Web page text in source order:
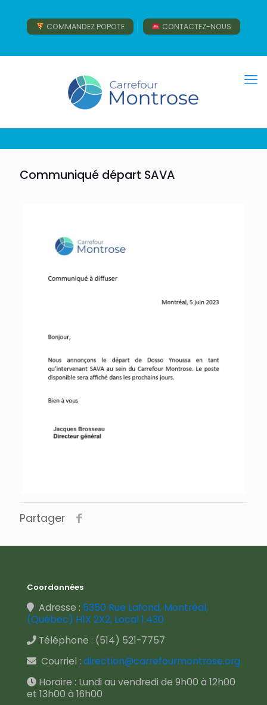
COMMANDEZ POPOTE CONTACTEZ-NOUS
Communiqué départ SAVA
Partager
Coordonnées
Adresse : 5350 Rue Lafond, Montréal,
(Québec) H1X 2X2, Local 1.430
Téléphone : (514) 521-7757
Courriel : direction@carrefourmontrose.org
Horaire : Lundi au vendredi de 9h00 à 12h00
et 13h00 à 16h00